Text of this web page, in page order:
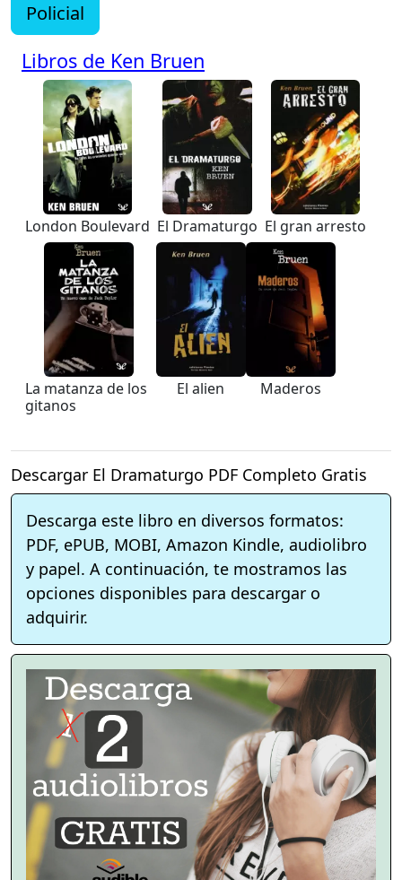
Policial
Libros de Ken Bruen
London Boulevard El Dramaturgo El gran arresto
La matanza de los
gitanos
El alien Maderos
Descargar El Dramaturgo PDF Completo Gratis
Descarga este libro en diversos formatos:
PDF, ePUB, MOBI, Amazon Kindle, audiolibro
y papel. A continuación, te mostramos las
opciones disponibles para descargar o
adquirir.